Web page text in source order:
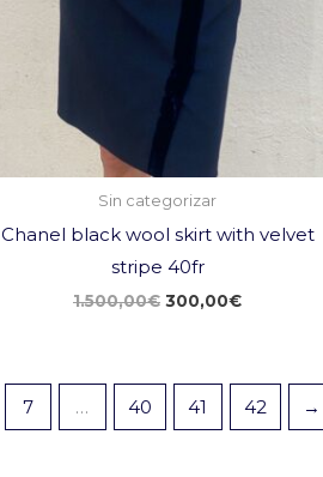
Sin categorizar
Chanel black wool skirt with velvet
stripe 40fr
1.500,00€ 300,00€
7 … 40 41 42 →